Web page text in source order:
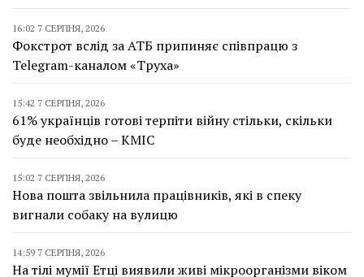
16:02 7 СЕРПНЯ, 2026
Фокстрот вслід за АТБ припиняє співпрацю з
Telegram-каналом «Труха»
15:42 7 СЕРПНЯ, 2026
61% українців готові терпіти війну стільки, скільки
буде необхідно – КМІС
15:02 7 СЕРПНЯ, 2026
Нова пошта звільнила працівників, які в спеку
вигнали собаку на вулицю
14:59 7 СЕРПНЯ, 2026
На тілі мумії Етці виявили живі мікроорганізми віком